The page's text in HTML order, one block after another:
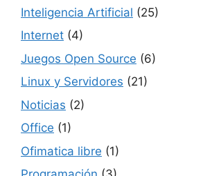
Inteligencia Artificial (25)
Internet (4)
Juegos Open Source (6)
Linux y Servidores (21)
Noticias (2)
Office (1)
Ofimatica libre (1)